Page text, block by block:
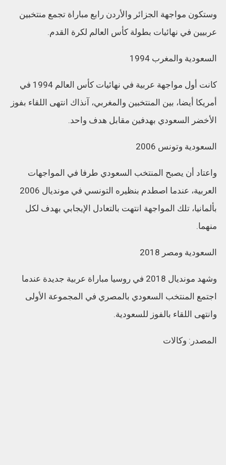
وستكون مواجهة الجزائر والأردن رابع مباراة تجمع منتخبين
عربيين في نهائيات بطولة كأس العالم لكرة القدم.
السعودية والمغرب 1994
كانت أول مواجهة عربية في نهائيات كأس العالم 1994 في
أمريكا أيضا، بين المنتخبين والمغربي، آنذاك انتهى اللقاء بفوز
الأخضر السعودي بهدفين مقابل هدف واحد.
السعودية وتونس 2006
واعتاد أن يصبح المنتخب السعودي طرفا في المواجهات
العربية، عندما اصطدم بنظيره التونسي في مونديال 2006
بألمانيا، تلك المواجهة انتهت بالتعادل الإيجابي بهدف لكل
منهما.
السعودية ومصر 2018
وشهد مونديال 2018 في روسيا مباراة عربية جديدة عندما
اجتمع المنتخب السعودي بالمصري في المجموعة الأولى
وانتهى اللقاء بالفوز للسعودية.
المصدر: وكالات